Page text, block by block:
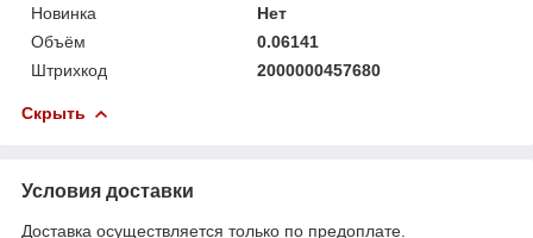
Новинка
Нет
Объём
0.06141
Штрихкод
2000000457680
Скрыть
Условия доставки
Доставка осуществляется только по предоплате.